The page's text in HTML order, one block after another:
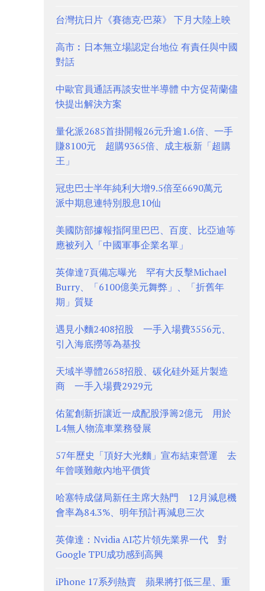
台灣抗日片《賽德克·巴萊》 下月大陸上映
高市︰日本無立場認定台地位 有責任與中國
對話
中歐官員通話再談安世半導體 中方促荷蘭儘
快提出解決方案
量化派2685首掛開報26元升逾1.6倍、一手
賺8100元 超購9365倍、成主板新「超購
王」
冠忠巴士半年純利大增9.5倍至6690萬元
派中期息連特別股息10仙
美國防部據報指阿里巴巴、百度、比亞迪等
應被列入「中國軍事企業名單」
英偉達7頁備忘曝光 罕有大反擊Michael
Burry、「6100億美元舞弊」、「折舊年
期」質疑
遇見小麵2408招股 一手入場費3556元、
引入海底撈等為基投
天域半導體2658招股、碳化硅外延片製造
商 一手入場費2929元
佑駕創新折讓近一成配股淨籌2億元 用於
L4無人物流車業務發展
57年歷史「頂好大光麵」宣布結束營運 去
年曾嘆難敵內地平價貨
哈塞特成儲局新任主席大熱門 12月減息機
會率為84.3%、明年預計再減息三次
英偉達：Nvidia AI芯片領先業界一代 對
Google TPU成功感到高興
iPhone 17系列熱賣 蘋果將打低三星、重